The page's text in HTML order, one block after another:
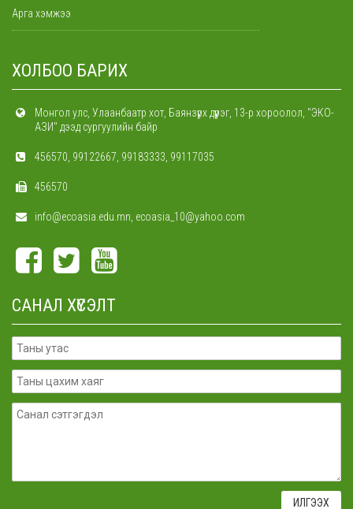
Арга хэмжээ
ХОЛБОО БАРИХ
Монгол улс, Улаанбаатр хот, Баянзүрх дүүрэг, 13-р хороолол, "ЭКО-
АЗИ" дээд сургуулийн байр
456570, 99122667, 99183333, 99117035
456570
info@ecoasia.edu.mn, ecoasia_10@yahoo.com
САНАЛ ХҮСЭЛТ